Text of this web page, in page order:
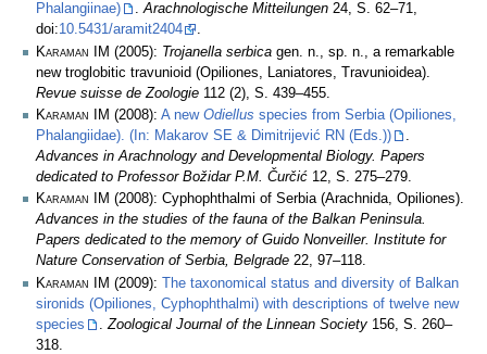
Phalangiinae)
.Arachnologische Mitteilungen 24, S. 62–71,
doi:10.5431/aramit2404
.
Karaman IM (2005): Trojanella serbica gen. n., sp. n., a remarkable
new troglobitic travunioid (Opiliones, Laniatores, Travunioidea).
Revue suisse de Zoologie 112 (2), S. 439–455.
Karaman IM (2008): A new Odiellus species from Serbia (Opiliones,
Phalangiidae). (In: Makarov SE & Dimitrijević RN (Eds.))
.
Advances in Arachnology and Developmental Biology. Papers
dedicated to Professor Božidar P.M. Čurčić 12, S. 275–279.
Karaman IM (2008): Cyphophthalmi of Serbia (Arachnida, Opiliones).
Advances in the studies of the fauna of the Balkan Peninsula.
Papers dedicated to the memory of Guido Nonveiller. Institute for
Nature Conservation of Serbia, Belgrade 22, 97–118.
Karaman IM (2009): The taxonomical status and diversity of Balkan
sironids (Opiliones, Cyphophthalmi) with descriptions of twelve new
species
Zoological Journal of the Linnean Society 156, S. 260–
318.